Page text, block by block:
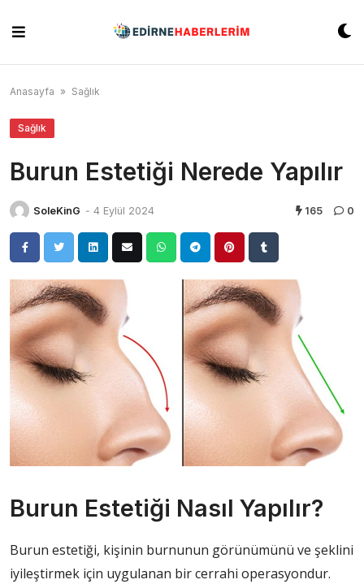
content
Anasayfa » Sağlık
Sağlık
Burun Estetiği Nerede Yapılır
SoleKinG - 4 Eylül 2024 165 0
Burun Estetiği Nasıl Yapılır?
Burun estetiği, kişinin burnunun görünümünü ve şeklini
iyileştirmek için uygulanan bir cerrahi operasyondur.